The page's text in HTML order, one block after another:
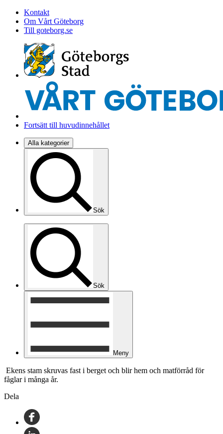
Kontakt
Om Vårt Göteborg
Till goteborg.se
Fortsätt till huvudinnehållet
Alla kategorier
Sök
Sök
Meny
Ekens stam skruvas fast i berget och blir hem och matförråd för
fåglar i många år.
Dela